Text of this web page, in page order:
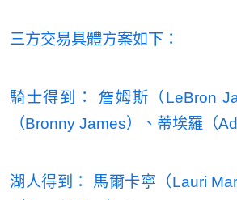
三方交易具體方案如下：
騎士得到： 詹姆斯（LeBron
（Bronny James）、蒂埃羅（
湖人得到： 馬爾卡寧（Lauri